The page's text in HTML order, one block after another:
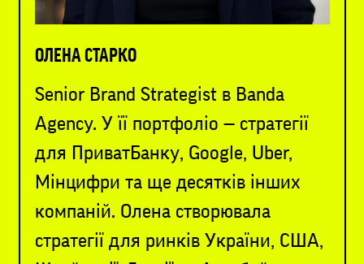
ОЛЕНА СТАРКО
Senior Brand Strategist в Banda
Agency. У її портфоліо — стратегії
для ПриватБанку, Google, Uber,
Мінцифри та ще десятків інших
компаній. Олена створювала
стратегії для ринків України, США,